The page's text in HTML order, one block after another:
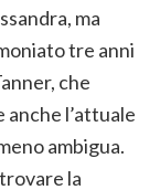
ma
tre anni
che
l’attuale
ambigua.
la